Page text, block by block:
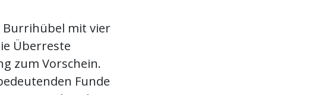
Burrihübel mit vier
Überreste
zum Vorschein.
Funde